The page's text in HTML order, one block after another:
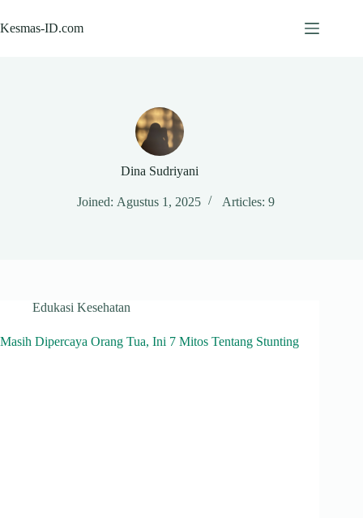
to
content
Kesmas-ID.com
Dina Sudriyani
Joined: Agustus 1, 2025 Articles: 9
Edukasi Kesehatan
Masih Dipercaya Orang Tua, Ini 7 Mitos Tentang Stunting